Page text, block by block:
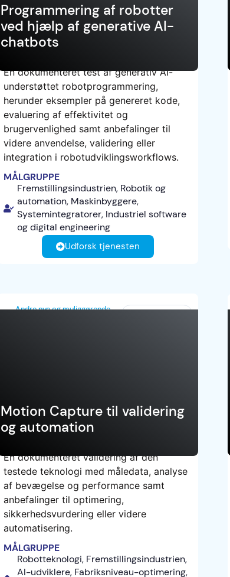
Programmering af robotter
ved hjælp af generative AI-
chatbots
TEST
En dokumenteret test af generativ AI-
understøttet robotprogrammering,
herunder eksempler på genereret kode,
evaluering af effektivitet og
brugervenlighed samt anbefalinger til
videre anvendelse, validering eller
integration i robotudviklingsworkflows.
MÅLGRUPPE
Fremstillingsindustrien, Robotik og
automation, Maskinbyggere,
Systemintegratorer, Industriel software
og digital engineering
Udforsk tjenesten
Andre nye og muliggørende
Motion Capture til validering
og automation
TEST
En dokumenteret validering af den
testede teknologi med måledata, analyse
af bevægelse og performance samt
anbefalinger til optimering,
sikkerhedsvurdering eller videre
automatisering.
MÅLGRUPPE
Robotteknologi, Fremstillingsindustrien,
AI-udviklere, Fabriksniveau-optimering,